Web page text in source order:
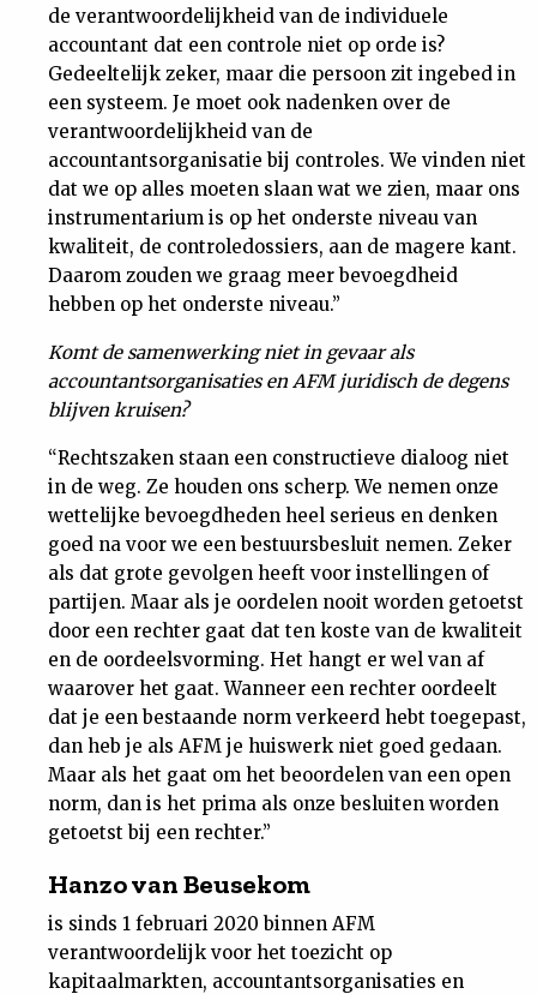
de verantwoordelijkheid van de individuele
accountant dat een controle niet op orde is?
Gedeeltelijk zeker, maar die persoon zit ingebed in
een systeem. Je moet ook nadenken over de
verantwoordelijkheid van de
accountantsorganisatie bij controles. We vinden niet
dat we op alles moeten slaan wat we zien, maar ons
instrumentarium is op het onderste niveau van
kwaliteit, de controledossiers, aan de magere kant.
Daarom zouden we graag meer bevoegdheid
hebben op het onderste niveau.”
Komt de samenwerking niet in gevaar als
accountantsorganisaties en AFM juridisch de degens
blijven kruisen?
“Rechtszaken staan een constructieve dialoog niet
in de weg. Ze houden ons scherp. We nemen onze
wettelijke bevoegdheden heel serieus en denken
goed na voor we een bestuursbesluit nemen. Zeker
als dat grote gevolgen heeft voor instellingen of
partijen. Maar als je oordelen nooit worden getoetst
door een rechter gaat dat ten koste van de kwaliteit
en de oordeelsvorming. Het hangt er wel van af
waarover het gaat. Wanneer een rechter oordeelt
dat je een bestaande norm verkeerd hebt toegepast,
dan heb je als AFM je huiswerk niet goed gedaan.
Maar als het gaat om het beoordelen van een open
norm, dan is het prima als onze besluiten worden
getoetst bij een rechter.”
Hanzo van Beusekom
is sinds 1 februari 2020 binnen AFM
verantwoordelijk voor het toezicht op
kapitaalmarkten, accountantsorganisaties en